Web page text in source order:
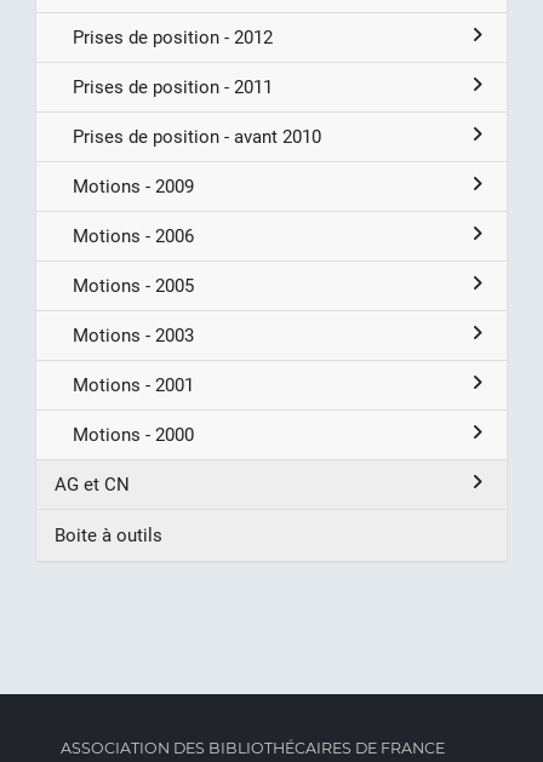
Prises de position - 2012
Prises de position - 2011
Prises de position - avant 2010
Motions - 2009
Motions - 2006
Motions - 2005
Motions - 2003
Motions - 2001
Motions - 2000
AG et CN
Boite à outils
ASSOCIATION DES BIBLIOTHÉCAIRES DE FRANCE